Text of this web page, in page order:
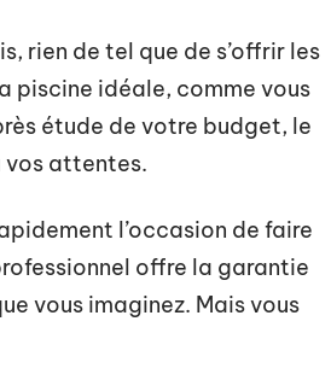
rien de tel que de s’offrir les
piscine idéale, comme vous
étude de votre budget, le
vos attentes.
l’occasion de faire
offre la garantie
vous imaginez. Mais vous